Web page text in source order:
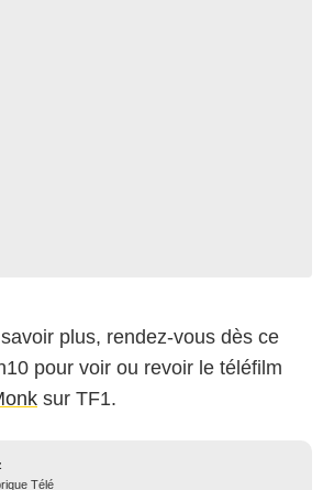
plus, rendez-vous dès ce
pour voir ou revoir le téléfilm
sur TF1.
Télé